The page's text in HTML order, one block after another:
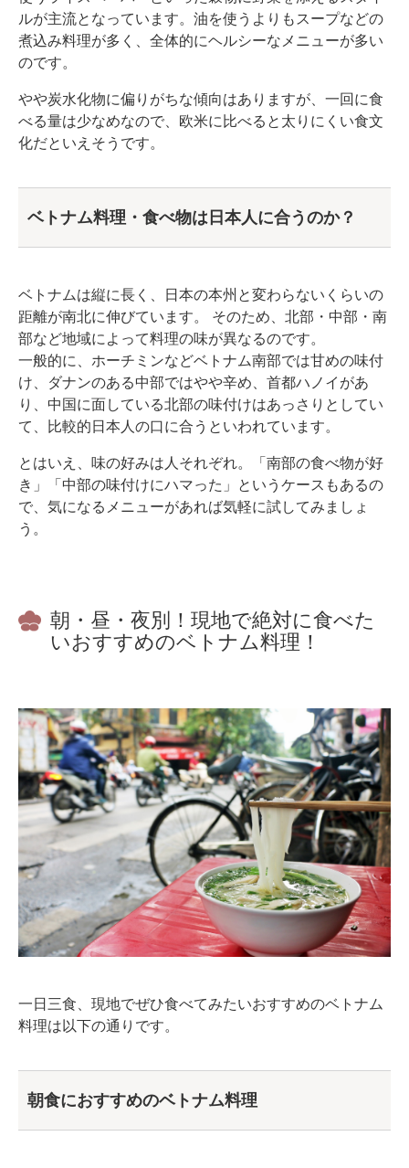
ルが主流となっています。油を使うよりもスープなどの
煮込み料理が多く、全体的にヘルシーなメニューが多い
のです。
やや炭水化物に偏りがちな傾向はありますが、一回に食
べる量は少なめなので、欧米に比べると太りにくい食文
化だといえそうです。
ベトナム料理・食べ物は日本人に合うのか？
ベトナムは縦に長く、日本の本州と変わらないくらいの
距離が南北に伸びています。 そのため、北部・中部・南
部など地域によって料理の味が異なるのです。
一般的に、ホーチミンなどベトナム南部では甘めの味付
け、ダナンのある中部ではやや辛め、首都ハノイがあ
り、中国に面している北部の味付けはあっさりとしてい
て、比較的日本人の口に合うといわれています。
とはいえ、味の好みは人それぞれ。「南部の食べ物が好
き」「中部の味付けにハマった」というケースもあるの
で、気になるメニューがあれば気軽に試してみましょ
う。
朝・昼・夜別！現地で絶対に食べた
いおすすめのベトナム料理！
一日三食、現地でぜひ食べてみたいおすすめのベトナム
料理は以下の通りです。
朝食におすすめのベトナム料理